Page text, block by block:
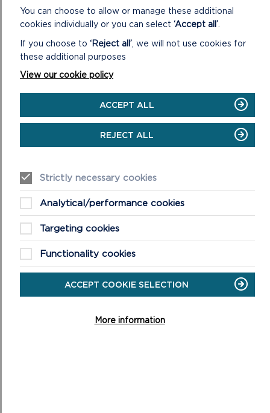
Cymrwch ofal arbennig mewn tywydd
amser
Cofiwch gau gatiau
DARGANFYDDWCH FWY AM
GERDDED YN Y PARC
You can choose to allow or manage these additional
cookies individually or you can select ‘Accept all’.
If you choose to ‘Reject all’, we will not use cookies for
these additional purposes
View our cookie policy
ACCEPT ALL
REJECT ALL
Strictly necessary cookies
Analytical/performance cookies
Targeting cookies
Functionality cookies
ACCEPT COOKIE SELECTION
More information